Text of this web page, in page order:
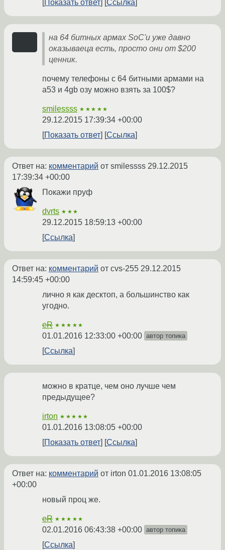
Показать ответ
Ссылка
на 64 битных армах SoC'и уже давно
оказываеца есть, просто они от $200
ценник.
почему телефоны с 64 битными армами на
а53 и 4gb озу можно взять за 100$?
smilessss ★★★★★
29.12.2015 17:39:34 +00:00
Показать ответ
Ссылка
Ответ на: комментарий от smilessss 29.12.2015
17:39:34 +00:00
Покажи пруф
dvrts ★★★
29.12.2015 18:59:13 +00:00
Ссылка
Ответ на: комментарий от cvs-255 29.12.2015
14:59:45 +00:00
лично я как десктоп, а большинство как
угодно.
eR ★★★★★
01.01.2016 12:33:00 +00:00 автор топика
Ссылка
можно в кратце, чем оно лучше чем
предыдущее?
irton ★★★★★
01.01.2016 13:08:05 +00:00
Показать ответ
Ссылка
Ответ на: комментарий от irton 01.01.2016 13:08:05
+00:00
новый проц же.
eR ★★★★★
02.01.2016 06:43:38 +00:00 автор топика
Ссылка